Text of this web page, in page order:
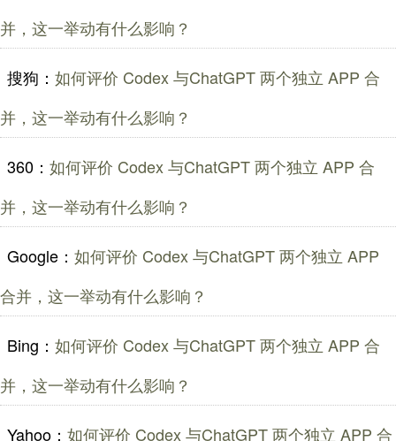
并，这一举动有什么影响？
搜狗： 如何评价 Codex 与ChatGPT 两个独立 APP 合
并，这一举动有什么影响？
360： 如何评价 Codex 与ChatGPT 两个独立 APP 合
并，这一举动有什么影响？
Google： 如何评价 Codex 与ChatGPT 两个独立 APP
合并，这一举动有什么影响？
Bing： 如何评价 Codex 与ChatGPT 两个独立 APP 合
并，这一举动有什么影响？
Yahoo： 如何评价 Codex 与ChatGPT 两个独立 APP 合